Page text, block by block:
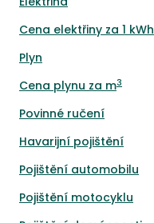
Cena elektřiny za 1 kWh
Plyn
Cena plynu za m3
Povinné ručení
Havarijní pojištění
Pojištění automobilu
Pojištění motocyklu